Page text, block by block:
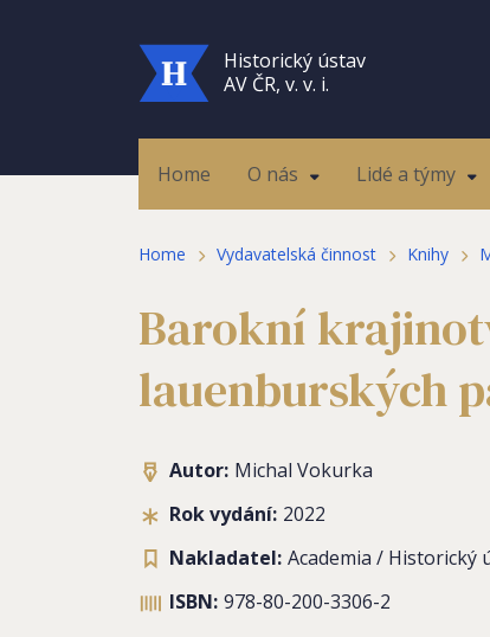
Historický ústav
AV ČR, v. v. i.
Home O nás Lidé a týmy
Home Vydavatelská činnost Knihy
Barokní
lauenburských
Autor: Michal Vokurka
Rok vydání: 2022
Nakladatel: Academia / Historický
ISBN: 978-80-200-3306-2